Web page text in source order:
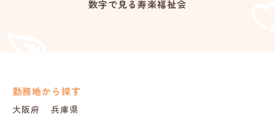
数字で見る寿楽福祉会
勤務地から探す
大阪府 兵庫県